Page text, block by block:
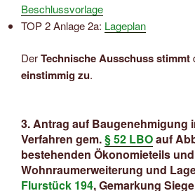
Beschlussvorlage
TOP 2 Anlage 2a: Lageplan
DerTechnische Ausschuss stimmt
einstimmig zu.
3. Antrag auf Baugenehmigung
Verfahren gem.§ 52 LBOauf
bestehenden Ökonomieteils
Wohnraumerweiterung und
Flurstück 194, Gemarkung